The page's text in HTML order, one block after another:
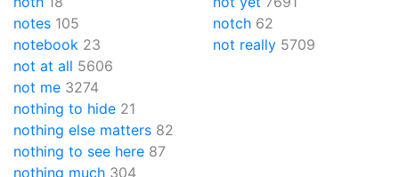
notes 105
notebook 23
notch 62
not really 5709
not at all 5606
not me 3274
nothing to hide 21
nothing else matters 82
nothing to see here 87
nothing much 304